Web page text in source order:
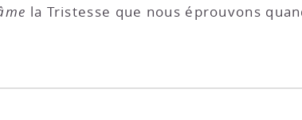
la Tristesse que nous éprouvons